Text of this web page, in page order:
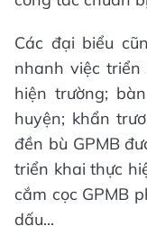
Các đại biểu
nhanh việc
hiện trường;
huyện; khẩn
đền bù GPMB
triển khai thực
cắm cọc GPMB
dấu...